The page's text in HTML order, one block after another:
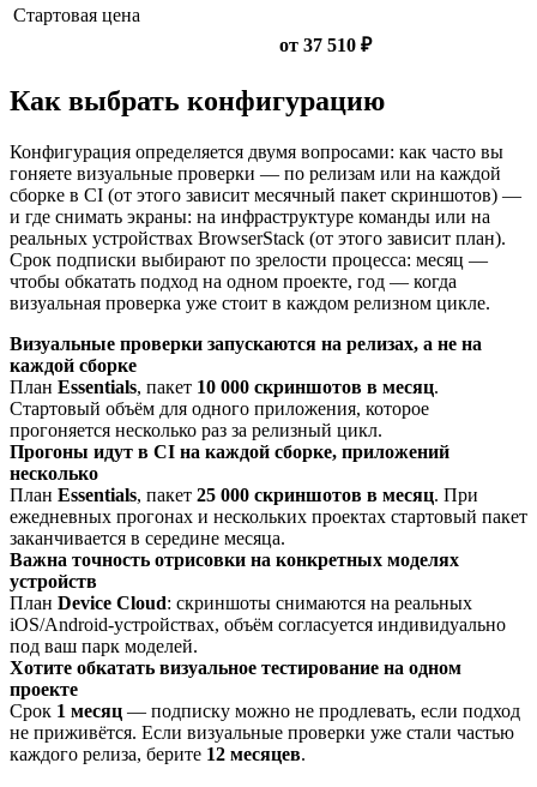
Стартовая цена
от 37 510 ₽
Как выбрать конфигурацию
Конфигурация определяется двумя вопросами: как часто вы
гоняете визуальные проверки — по релизам или на каждой
сборке в CI (от этого зависит месячный пакет скриншотов) —
и где снимать экраны: на инфраструктуре команды или на
реальных устройствах BrowserStack (от этого зависит план).
Срок подписки выбирают по зрелости процесса: месяц —
чтобы обкатать подход на одном проекте, год — когда
визуальная проверка уже стоит в каждом релизном цикле.
Визуальные проверки запускаются на релизах, а не на
каждой сборке
План Essentials, пакет 10 000 скриншотов в месяц.
Стартовый объём для одного приложения, которое
прогоняется несколько раз за релизный цикл.
Прогоны идут в CI на каждой сборке, приложений
несколько
План Essentials, пакет 25 000 скриншотов в месяц. При
ежедневных прогонах и нескольких проектах стартовый пакет
заканчивается в середине месяца.
Важна точность отрисовки на конкретных моделях
устройств
План Device Cloud: скриншоты снимаются на реальных
iOS/Android-устройствах, объём согласуется индивидуально
под ваш парк моделей.
Хотите обкатать визуальное тестирование на одном
проекте
Срок 1 месяц — подписку можно не продлевать, если подход
не приживётся. Если визуальные проверки уже стали частью
каждого релиза, берите 12 месяцев.